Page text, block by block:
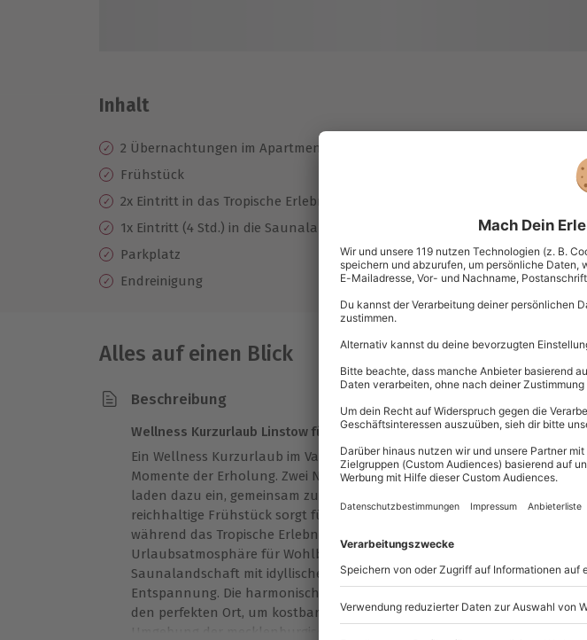
Inhalt
2 Übernachtungen im Apartment Van der Valk Resort Linstow
Frühstück
2x Eintritt in das Tropische Erlebnisbad
1x Eintritt (4 Std.) in die Saunalandschaft mit Außengarten
Parkplatz
Endreinigung
Alles auf einen Blick
Beschreibung
Wellness Kurzurlaub Linstow für 2 Nächte
Ein Wellness Kurzurlaub im Van der Valk Resort Linstow schenkt
Momente der Erholung. Zwei Nächte in einem komfortablen Apartment
laden dazu ein, gemeinsam zu entspannen und neue Kraft zu tanken. Das
reichhaltige Frühstück sorgt für einen genussvollen Start in den Tag,
während das Tropische Erlebnisbad mit warmem Wasser und sanfter
Urlaubsatmosphäre für Wohlbefinden sorgt. Die großzügige
Saunalandschaft mit idyllischem Außengarten bietet vier Stunden tiefer
Entspannung. Die harmonische Kombination aus Wärme und Ruhe schafft
den perfekten Ort, um kostbare Erinnerungen zu sammeln. Die
Umgebung der mecklenburgischen Seenplatte rundet diese eindrucksvolle